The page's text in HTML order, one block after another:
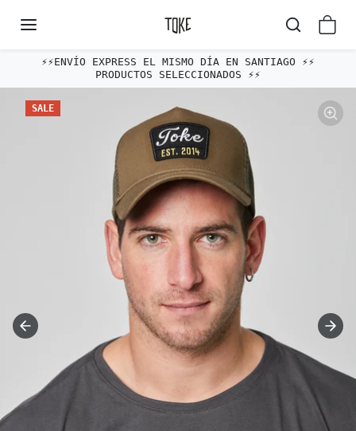
⚡️⚡️ENVÍO EXPRESS EL MISMO DÍA EN SANTIAGO ⚡️⚡️
PRODUCTOS SELECCIONADOS ⚡️⚡️
SALE